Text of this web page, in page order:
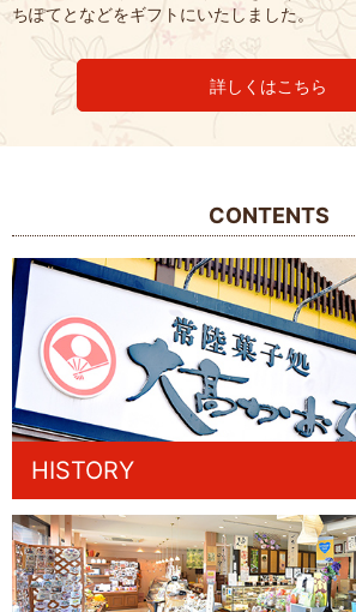
ちぽてとなどをギフトにいたしました。
詳しくはこちら
CONTENTS
HISTORY